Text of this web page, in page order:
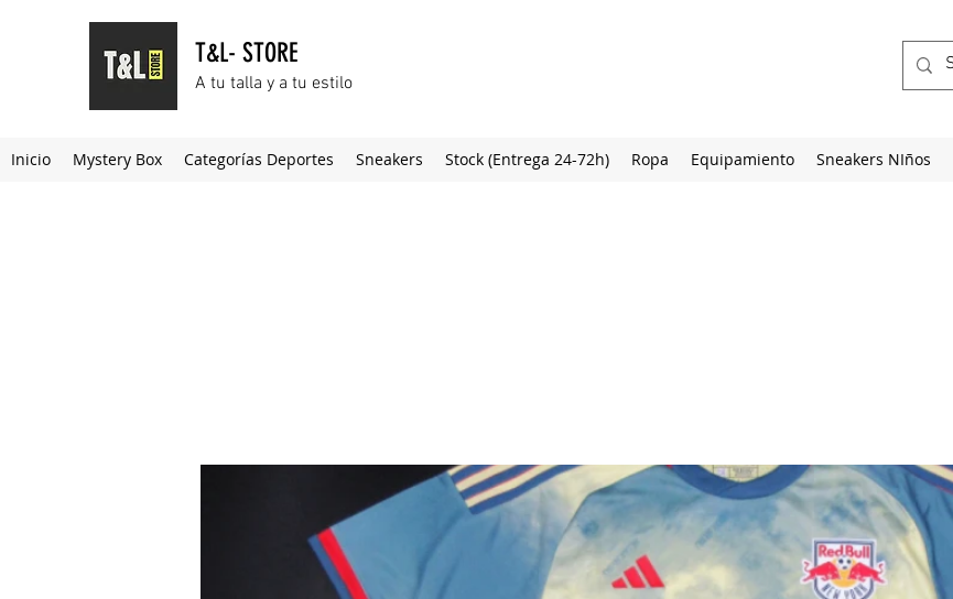
T&L- STORE
A tu talla y a tu estilo
Inicio Mystery Box Categorías Deportes Sneakers Stock (Entrega 24-72h) Ropa Equipamiento Sneakers NIños